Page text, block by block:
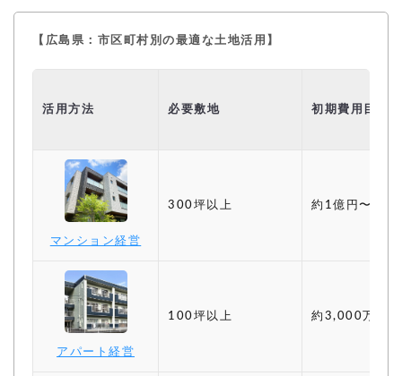
【広島県：市区町村別の最適な土地活用】
活用方法 必要敷地 初期費用目安
マンション経営
300坪以上 約1億円〜
アパート経営
100坪以上 約3,000万円〜